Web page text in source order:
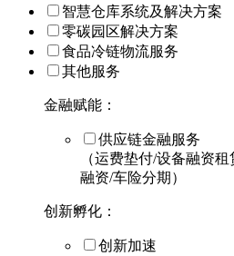
智慧仓库系统及解决方案
零碳园区解决方案
食品冷链物流服务
其他服务
金融赋能：
供应链金融服务
（运费垫付/设备融资
融资/车险分期）
创新孵化：
创新加速